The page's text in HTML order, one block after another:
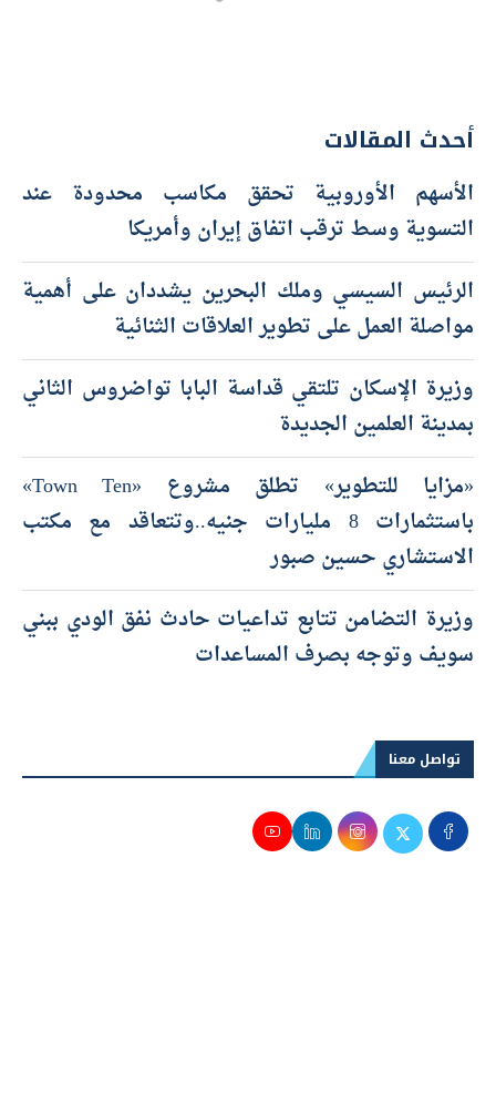
أحدث المقالات
الأسهم الأوروبية تحقق مكاسب محدودة عند
التسوية وسط ترقب اتفاق إيران وأمريكا
الرئيس السيسي وملك البحرين يشددان على أهمية
مواصلة العمل على تطوير العلاقات الثنائية
وزيرة الإسكان تلتقي قداسة البابا تواضروس الثاني
بمدينة العلمين الجديدة
«مزايا للتطوير» تطلق مشروع «Town Ten»
باستثمارات 8 مليارات جنيه..وتتعاقد مع مكتب
الاستشاري حسين صبور
وزيرة التضامن تتابع تداعيات حادث نفق الودي ببني
سويف وتوجه بصرف المساعدات
تواصل معنا